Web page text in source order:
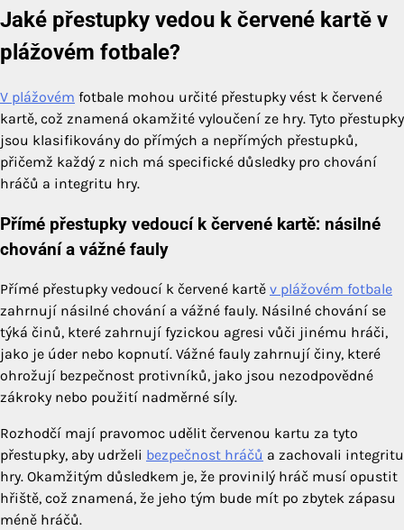
Jaké přestupky vedou k červené kartě v
plážovém fotbale?
V plážovém fotbale mohou určité přestupky vést k červené
kartě, což znamená okamžité vyloučení ze hry. Tyto přestupky
jsou klasifikovány do přímých a nepřímých přestupků,
přičemž každý z nich má specifické důsledky pro chování
hráčů a integritu hry.
Přímé přestupky vedoucí k červené kartě: násilné
chování a vážné fauly
Přímé přestupky vedoucí k červené kartě v plážovém fotbale
zahrnují násilné chování a vážné fauly. Násilné chování se
týká činů, které zahrnují fyzickou agresi vůči jinému hráči,
jako je úder nebo kopnutí. Vážné fauly zahrnují činy, které
ohrožují bezpečnost protivníků, jako jsou nezodpovědné
zákroky nebo použití nadměrné síly.
Rozhodčí mají pravomoc udělit červenou kartu za tyto
přestupky, aby udrželi bezpečnost hráčů a zachovali integritu
hry. Okamžitým důsledkem je, že provinilý hráč musí opustit
hřiště, což znamená, že jeho tým bude mít po zbytek zápasu
méně hráčů.